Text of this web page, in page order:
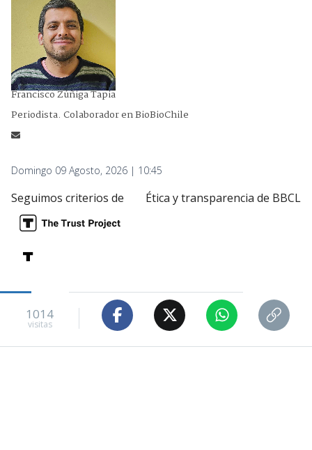
Francisco Zúñiga Tapia
Periodista. Colaborador en BioBioChile
Domingo 09 Agosto, 2026 | 10:45
Seguimos criterios de Ética y transparencia de BBCL
1014
visitas